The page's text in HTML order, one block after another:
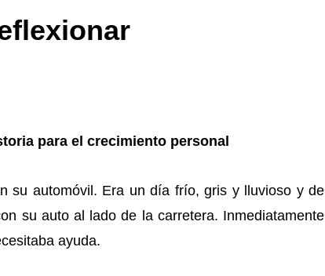
para el crecimiento personal
su automóvil. Era un día frío, gris y lluvioso y de
su auto al lado de la carretera. Inmediatamente
ayuda.